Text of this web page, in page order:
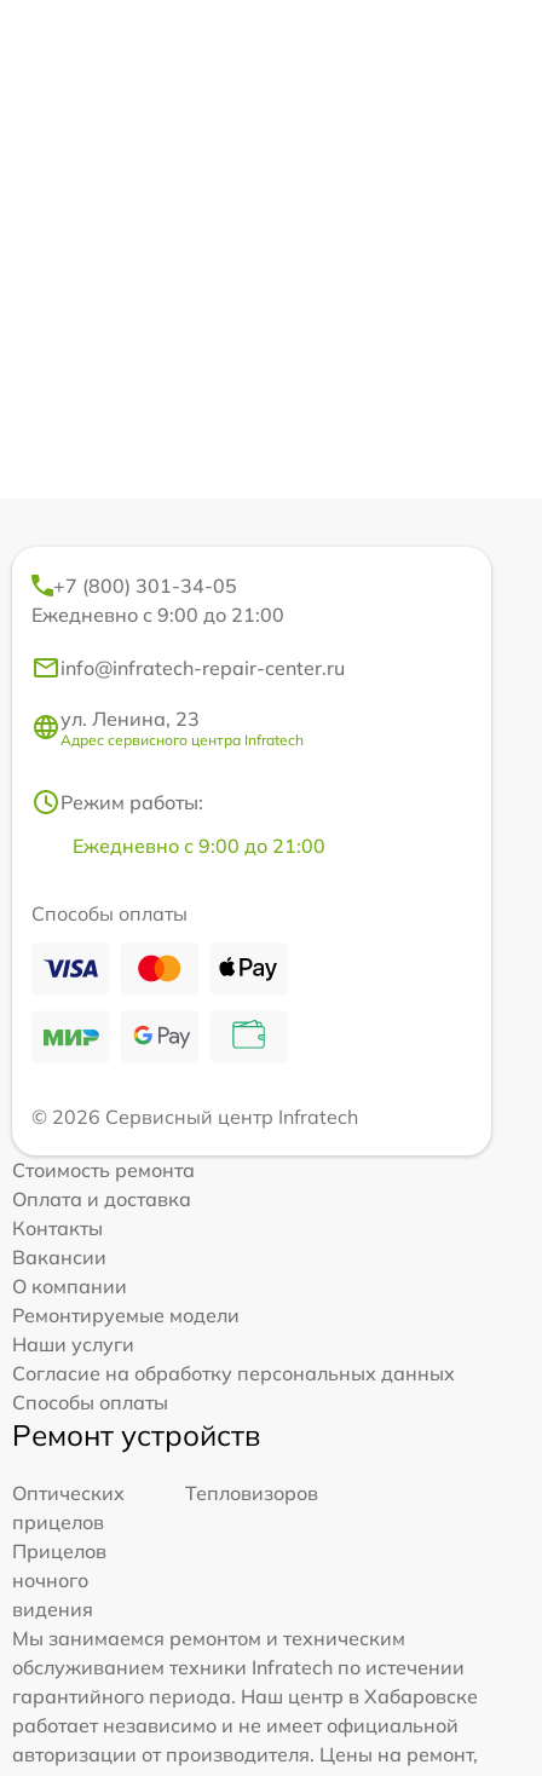
+7 (800) 301-34-05
Ежедневно с 9:00 до 21:00
info@infratech-repair-center.ru
ул. Ленина, 23
Адрес сервисного центра Infratech
Режим работы:
Ежедневно с 9:00 до 21:00
Способы оплаты
© 2026 Сервисный центр Infratech
Стоимость ремонта
Оплата и доставка
Контакты
Вакансии
О компании
Ремонтируемые модели
Наши услуги
Согласие на обработку персональных данных
Способы оплаты
Ремонт устройств
Оптических
прицелов
Тепловизоров
Прицелов
ночного
видения
Мы занимаемся ремонтом и техническим
обслуживанием техники Infratech по истечении
гарантийного периода. Наш центр в Хабаровске
работает независимо и не имеет официальной
авторизации от производителя. Цены на ремонт,